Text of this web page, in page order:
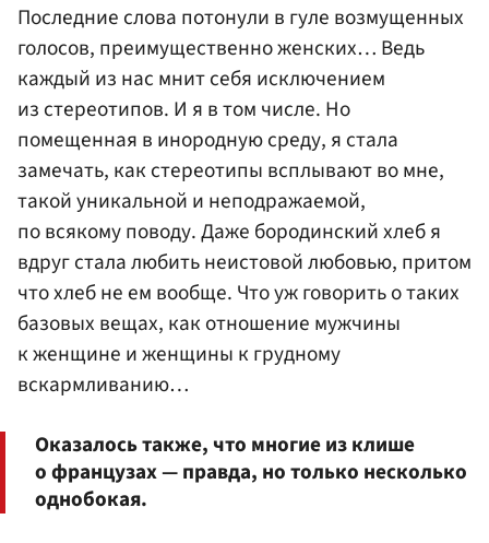
Последние слова потонули в гуле возмущенных
голосов, преимущественно женских… Ведь
каждый из нас мнит себя исключением
из стереотипов. И я в том числе. Но
помещенная в инородную среду, я стала
замечать, как стереотипы всплывают во мне,
такой уникальной и неподражаемой,
по всякому поводу. Даже бородинский хлеб я
вдруг стала любить неистовой любовью, притом
что хлеб не ем вообще. Что уж говорить о таких
базовых вещах, как отношение мужчины
к женщине и женщины к грудному
вскармливанию…
Оказалось также, что многие из клише
о французах — правда, но только несколько
однобокая.